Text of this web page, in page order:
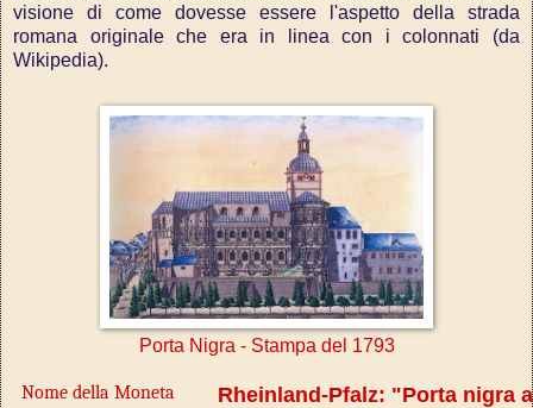
visione di come dovesse essere l'aspetto della strada
romana originale che era in linea con i colonnati (da
Wikipedia).
Porta Nigra - Stampa del 1793
Nome della Moneta Rheinland-Pfalz: "Porta nigra